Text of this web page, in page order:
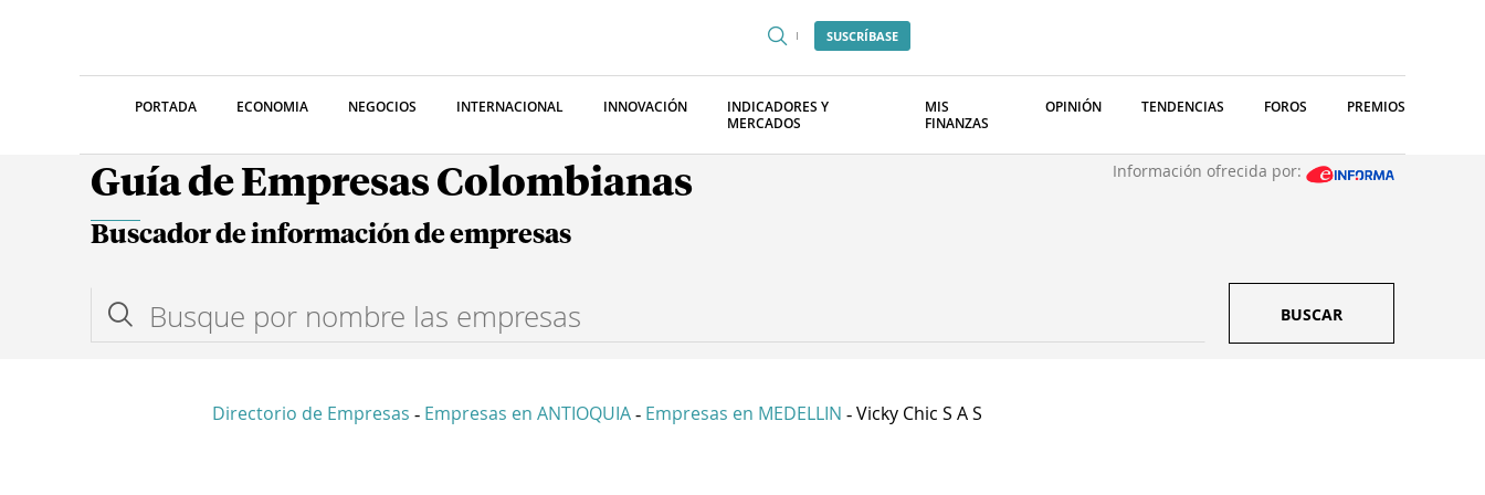
SUSCRÍBASE
PORTADA ECONOMIA NEGOCIOS INTERNACIONAL INNOVACIÓN
INDICADORES Y
MERCADOS
MIS
FINANZAS
OPINIÓN TENDENCIAS FOROS PREMIOS
Guía de Empresas Colombianas Información ofrecida por:
Buscador de información de empresas
BUSCAR
Directorio de Empresas - Empresas en ANTIOQUIA - Empresas en MEDELLIN - Vicky Chic S A S